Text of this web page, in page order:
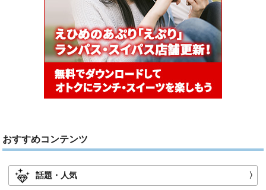
おすすめコンテンツ
話題・人気 〉